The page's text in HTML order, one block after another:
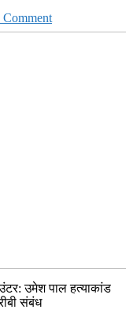
Comment
उमेश पाल हत्याकांड
संबंध